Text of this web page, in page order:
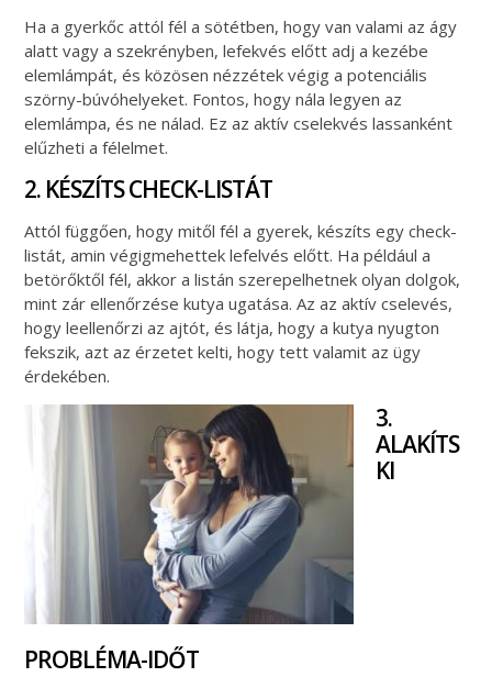
Ha a gyerkőc attól fél a sötétben, hogy van valami az ágy
alatt vagy a szekrényben, lefekvés előtt adj a kezébe
elemlámpát, és közösen nézzétek végig a potenciális
szörny-búvóhelyeket. Fontos, hogy nála legyen az
elemlámpa, és ne nálad. Ez az aktív cselekvés lassanként
elűzheti a félelmet.
2. KÉSZÍTS CHECK-LISTÁT
Attól függően, hogy mitől fél a gyerek, készíts egy check-
listát, amin végigmehettek lefelvés előtt. Ha például a
betörőktől fél, akkor a listán szerepelhetnek olyan dolgok,
mint zár ellenőrzése kutya ugatása. Az az aktív cselevés,
hogy leellenőrzi az ajtót, és látja, hogy a kutya nyugton
fekszik, azt az érzetet kelti, hogy tett valamit az ügy
érdekében.
3.
ALAKÍTS
KI
PROBLÉMA-IDŐT